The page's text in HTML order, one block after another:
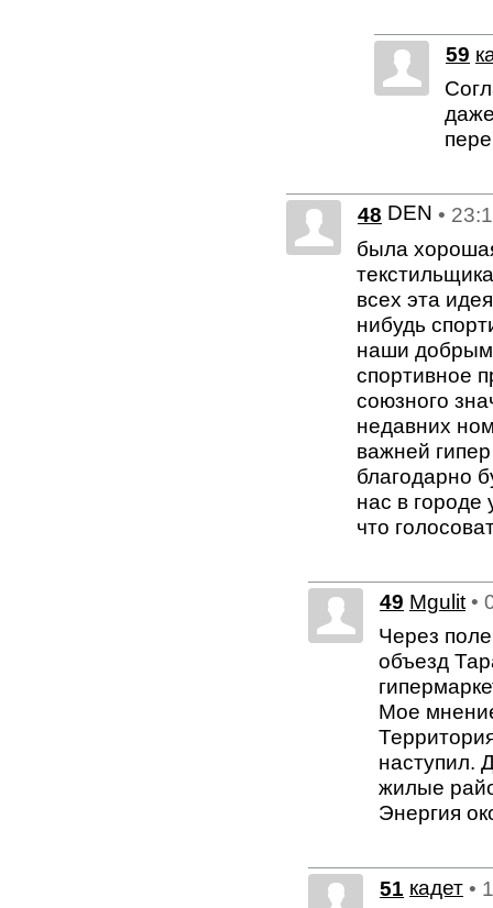
59
48 DEN •
была
всех эта
нибудь
наши добрым
спортивное
союзного
недавних
важней
благодарно
нас в городе
что
49 Mgulit •
Через
объезд
Мое
наступил.
жилые
Энергия
51 кадет •